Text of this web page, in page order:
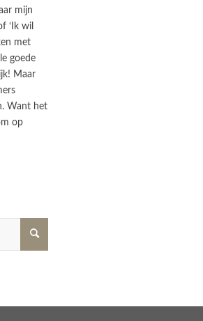
mijn
‘Ik wil
met
goede
Maar
Want het
op